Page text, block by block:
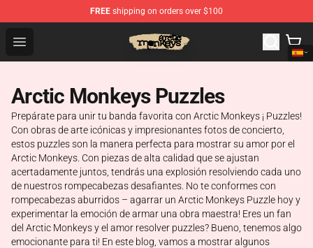
FREE shipping on orders over $100
Open menu
Arctic Monkeys Store - Official Arctic Monkeys
Arctic Monkeys Puzzles
Prepárate para unir tu banda favorita con Arctic Monkeys ¡ Puzzles!
Con obras de arte icónicas y impresionantes fotos de concierto,
estos puzzles son la manera perfecta para mostrar su amor por el
Arctic Monkeys. Con piezas de alta calidad que se ajustan
acertadamente juntos, tendrás una explosión resolviendo cada uno
de nuestros rompecabezas desafiantes. No te conformes con
rompecabezas aburridos – agarrar un Arctic Monkeys Puzzle hoy y
experimentar la emoción de armar una obra maestra! Eres un fan
del Arctic Monkeys y el amor resolver puzzles? Bueno, tenemos algo
emocionante para ti! En este blog, vamos a mostrar algunos